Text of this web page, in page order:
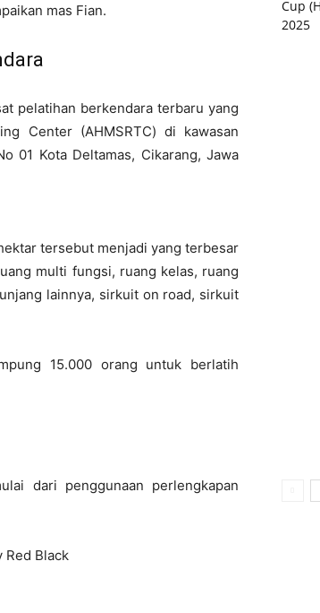
mas Fian.
pelatihan berkendara terbaru yang
Center (AHMSRTC) di kawasan
01 Kota Deltamas, Cikarang, Jawa
tersebut menjadi yang terbesar
multi fungsi, ruang kelas, ruang
lainnya, sirkuit on road, sirkuit
15.000 orang untuk berlatih
dari penggunaan perlengkapan